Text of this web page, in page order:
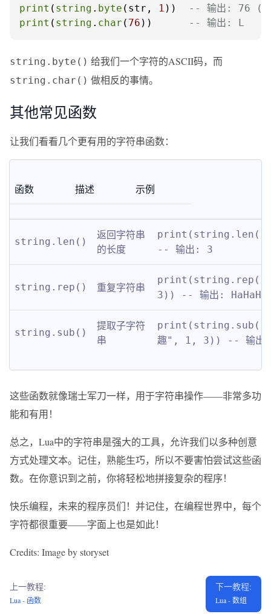
print ( string . byte (str, 1 ))
-- 输出: 76
print ( string . char ( 76 )) -- 输出: L
string.byte() 给我们一个字符的ASCII码，而
string.char() 做相反的事情。
其他常见函数
让我们看看几个更有用的字符串函数：
函数 描述 示例
string.len()
返回字符串
的长度
-- 输出: 3
string.rep() 重复字符串
3)) -- 输出: HaHaHa
string.sub()
提取子字符
串
趣", 1, 3)) -- 输出:
这些函数就像瑞士军刀一样，用于字符串操作——非常多功
能和有用！
总之，Lua中的字符串是强大的工具，允许我们以多种创意
方式处理文本。记住，熟能生巧，所以不要害怕尝试这些函
数。在你意识到之前，你将轻松地拼接复杂的程序！
快乐编程，未来的程序员们！并记住，在编程世界中，每个
字符都很重要——字面上也是如此！
Credits: Image by storyset
上一教程:
Lua - 函数
下一教程:
Lua - 数组